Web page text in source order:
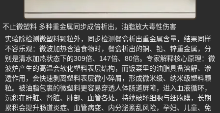
不止微塑料 多种重金属同步成倍析出，油脂放大毒性伤害
实验除检测微塑料颗粒外，同步检测餐盒析出重金属含量，结果同样
不容乐观：微波加热含油食物时，餐盒析出的铜、铅、锌重金属，分
别是清水加热状态下的309倍、147倍、80倍。专家解释核心原理：微
波炉产生的高温会软化塑料表层结构，而饭菜里的油脂具备溶解、渗
透作用，会快速剥离塑料表层微小碎屑，形成微米级、纳米级塑料颗
粒。被油脂包裹的微塑料更容易穿透人体肠道屏障，进入血液循环，
沉积在肝脏、肾脏、肺部、血管各处，持续破坏细胞与细胞膜，长期
累积会提升肠道炎症、血管病变、内分泌紊乱风险，孕妇、儿童、免